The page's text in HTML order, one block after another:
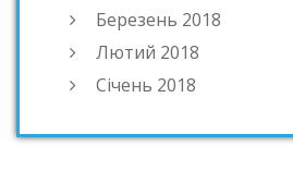
Березень 2018
Лютий 2018
Січень 2018